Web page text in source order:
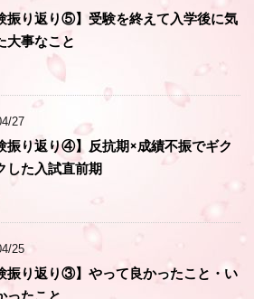
振り返り⑤】受験を終えて入学後に気
大事なこと
27
振り返り④】反抗期×成績不振でギク
した入試直前期
25
振り返り③】やって良かったこと・い